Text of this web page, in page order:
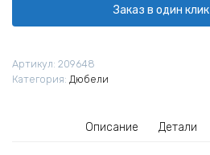
364972
170
Заказ в один клик
Артикул: 209648
Категория: Дюбели
Описание Детали